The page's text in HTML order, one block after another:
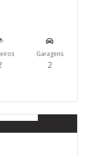
Garagens
2